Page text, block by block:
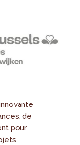
de
pour